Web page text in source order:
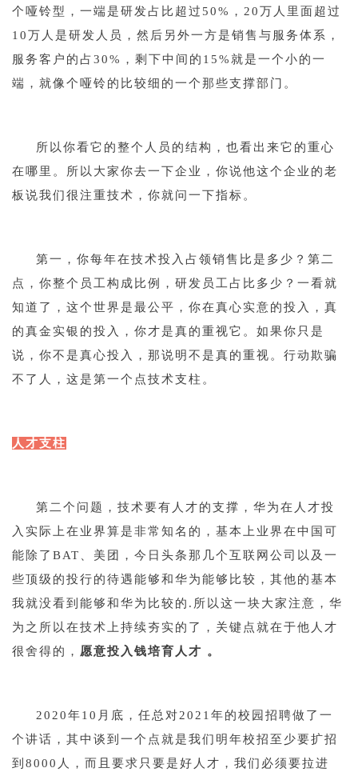
个哑铃型，一端是研发占比超过50%，20万人里面超过
10万人是研发人员，然后另外一方是销售与服务体系，
服务客户的占30%，剩下中间的15%就是一个小的一
端，就像个哑铃的比较细的一个那些支撑部门。
所以你看它的整个人员的结构，也看出来它的重心
在哪里。所以大家你去一下企业，你说他这个企业的老
板说我们很注重技术，你就问一下指标。
第一，你每年在技术投入占领销售比是多少？第二
点，你整个员工构成比例，研发员工占比多少？一看就
知道了，这个世界是最公平，你在真心实意的投入，真
的真金实银的投入，你才是真的重视它。如果你只是
说，你不是真心投入，那说明不是真的重视。行动欺骗
不了人，这是第一个点技术支柱。
人才支柱
第二个问题，技术要有人才的支撑，华为在人才投
入实际上在业界算是非常知名的，基本上业界在中国可
能除了BAT、美团，今日头条那几个互联网公司以及一
些顶级的投行的待遇能够和华为能够比较，其他的基本
我就没看到能够和华为比较的.所以这一块大家注意，华
为之所以在技术上持续夯实的了，关键点就在于他人才
很舍得的， 愿意投入钱培育人才 。
2020年10月底，任总对2021年的校园招聘做了一
个讲话，其中谈到一个点就是我们明年校招至少要扩招
到8000人，而且要求只要是好人才，我们必须要拉进